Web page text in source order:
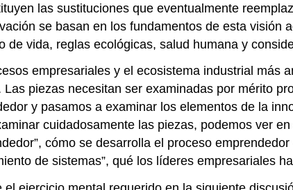
las sustituciones que eventualmente
se basan en los fundamentos de esta
de vida, reglas ecológicas, salud humana y
empresariales y el ecosistema industrial más
Las piezas necesitan ser examinadas por mérito
y pasamos a examinar los elementos de la
cuidadosamente las piezas, podemos ver
cómo se desarrolla el proceso
de sistemas”, qué los líderes empresariales